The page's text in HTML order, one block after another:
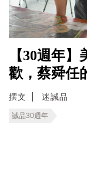
【30週年
歡，蔡舜任
撰文 迷誠品
誠品30週年